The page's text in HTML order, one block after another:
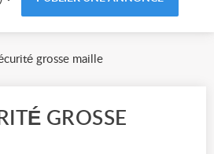
grosse maille
GROSSE